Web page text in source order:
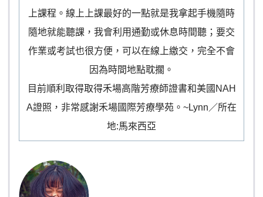
上課程。線上上課最好的一點就是我拿起手機隨時
隨地就能聽課，我會利用通勤或休息時間聽；要交
作業或考試也很方便，可以在線上繳交，完全不會
因為時間地點耽擱。
目前順利取得取得禾場高階芳療師證書和美國NAH
A證照，非常感謝禾場國際芳療學苑。~Lynn／所在
地:馬來西亞